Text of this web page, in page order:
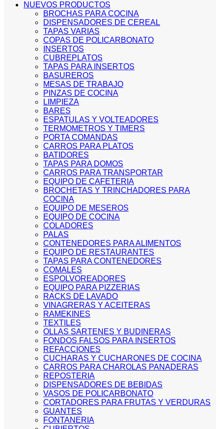
NUEVOS PRODUCTOS
BROCHAS PARA COCINA
DISPENSADORES DE CEREAL
TAPAS VARIAS
COPAS DE POLICARBONATO
INSERTOS
CUBREPLATOS
TAPAS PARA INSERTOS
BASUREROS
MESAS DE TRABAJO
PINZAS DE COCINA
LIMPIEZA
BARES
ESPATULAS Y VOLTEADORES
TERMOMETROS Y TIMERS
PORTA COMANDAS
CARROS PARA PLATOS
BATIDORES
TAPAS PARA DOMOS
CARROS PARA TRANSPORTAR
EQUIPO DE CAFETERIA
BROCHETAS Y TRINCHADORES PARA
COCINA
EQUIPO DE MESEROS
EQUIPO DE COCINA
COLADORES
PALAS
CONTENEDORES PARA ALIMENTOS
EQUIPO DE RESTAURANTES
TAPAS PARA CONTENEDORES
COMALES
ESPOLVOREADORES
EQUIPO PARA PIZZERIAS
RACKS DE LAVADO
VINAGRERAS Y ACEITERAS
RAMEKINES
TEXTILES
OLLAS SARTENES Y BUDINERAS
FONDOS FALSOS PARA INSERTOS
REFACCIONES
CUCHARAS Y CUCHARONES DE COCINA
CARROS PARA CHAROLAS PANADERAS
REPOSTERIA
DISPENSADORES DE BEBIDAS
VASOS DE POLICARBONATO
CORTADORES PARA FRUTAS Y VERDURAS
GUANTES
FONTANERIA